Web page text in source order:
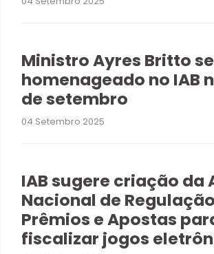
Ministro Ayres Britto
homenageado no IAB
de setembro
04 Setembro 2025
IAB sugere criação da
Nacional de
Prêmios e Apostas
fiscalizar jogos